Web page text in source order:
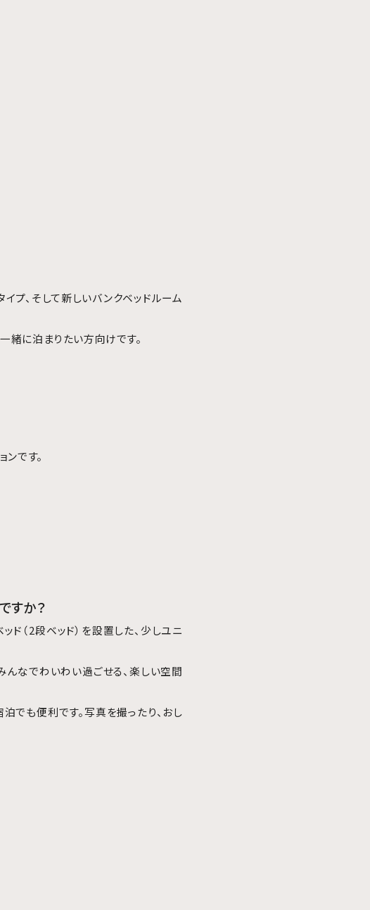
、そして新しいバンクベッドルーム
緒に泊まりたい方向けです。
です。
すか？
（2段ベッド）を設置した、少しユニ
なでわいわい過ごせる、楽しい空間
でも便利です。写真を撮ったり、おし